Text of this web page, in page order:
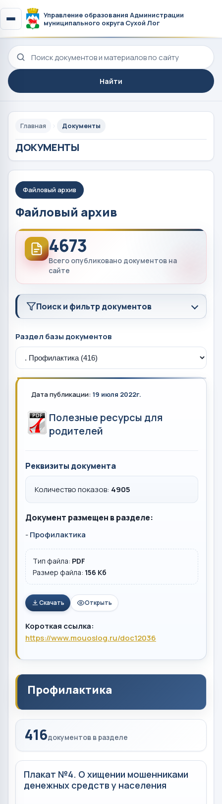
Управление образования Администрации
муниципального округа Сухой Лог
Поиск по сайту
Найти
Главная Документы
ДОКУМЕНТЫ
Файловый архив
Файловый архив
4673
Всего опубликовано документов на
сайте
Поиск и фильтр документов
Раздел базы документов
Дата публикации: 19 июля 2022г.
Полезные ресурсы для
родителей
Реквизиты документа
Количество показов: 4905
Документ размещен в разделе:
-Профилактика
Тип файла: PDF
Размер файла: 156 Кб
Скачать Открыть
Короткая ссылка:
https://www.mouoslog.ru/doc12036
Профилактика
416документов в разделе
Плакат №4. О хищении мошенниками
денежных средств у населения